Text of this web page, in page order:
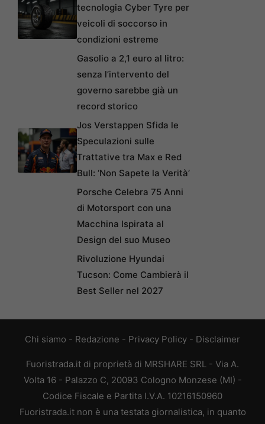
tecnologia Cyber Tyre per
veicoli di soccorso in
condizioni estreme
Gasolio a 2,1 euro al litro:
senza l’intervento del
governo sarebbe già un
record storico
Jos Verstappen Sfida le
Speculazioni sulle
Trattative tra Max e Red
Bull: ‘Non Sapete la Verità’
Porsche Celebra 75 Anni
di Motorsport con una
Macchina Ispirata al
Design del suo Museo
Rivoluzione Hyundai
Tucson: Come Cambierà il
Best Seller nel 2027
Chi siamo - Redazione - Privacy Policy - Disclaimer
Fuoristrada.it di proprietà di MRSHARE SRL - Via A.
Volta 16 - Palazzo C, 20093 Cologno Monzese (MI) -
Codice Fiscale e Partita I.V.A. 10216150960
Fuoristrada.it non è una testata giornalistica, in quanto